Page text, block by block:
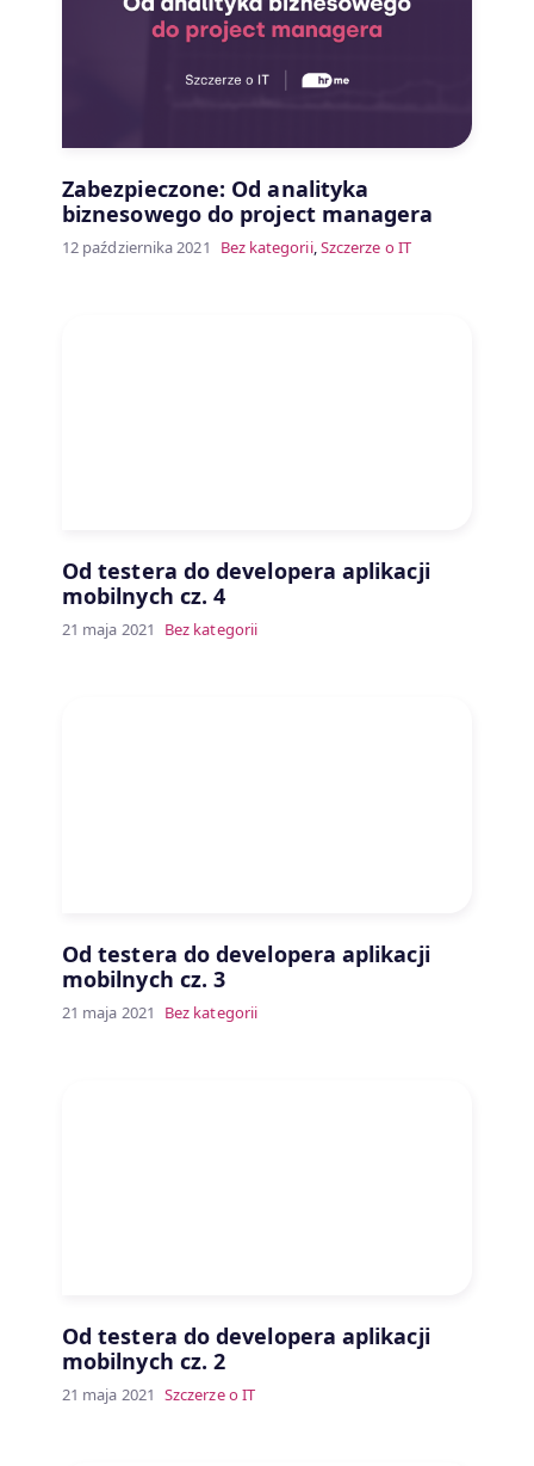
Zabezpieczone: Od analityka
biznesowego do project managera
12 października 2021 Bez kategorii,Szczerze o IT
Od testera do developera aplikacji
mobilnych cz. 4
21 maja 2021 Bez kategorii
Od testera do developera aplikacji
mobilnych cz. 3
21 maja 2021 Bez kategorii
Od testera do developera aplikacji
mobilnych cz. 2
21 maja 2021 Szczerze o IT